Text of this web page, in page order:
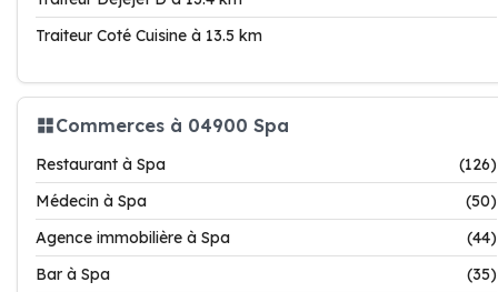
Traiteur Coté Cuisine à 13.5 km
Commerces à 04900 Spa
Restaurant à Spa
(126)
Médecin à Spa
(50)
Agence immobilière à Spa
(44)
Bar à Spa
(35)